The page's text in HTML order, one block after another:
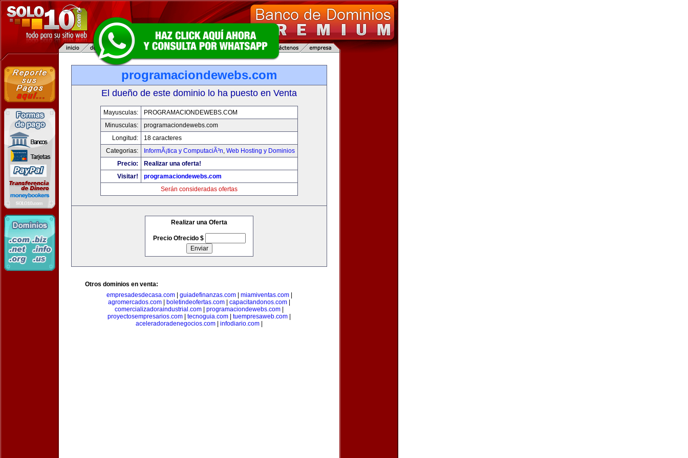
programaciondewebs.com
El dueño de este dominio lo ha puesto en Venta
Mayusculas:
PROGRAMACIONDEWEBS.COM
Minusculas:
programaciondewebs.com
Longitud:
18 caracteres
Categorias:
InformÃ¡tica y ComputaciÃ³n, Web Hosting y Dominios
Precio:
Realizar una oferta!
Visitar!
programaciondewebs.com
Serán consideradas ofertas
Realizar una Oferta
Precio Ofrecido $
Otros dominios en venta:
empresadesdecasa.com| guiadefinanzas.com| miamiventas.com|
agromercados.com
boletindeofertas.com capacitandonos.com
comercializadoraindustrial.com
programaciondewebs.com
proyectosempresarios.com
tecnoguia.com tuempresaweb.com
aceleradoradenegocios.com
infodiario.com